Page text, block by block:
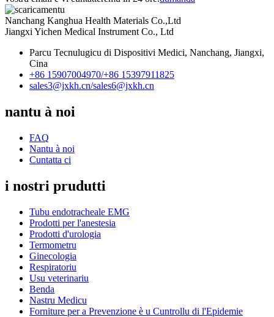
Nanchang Kanghua Health Materials Co.,Ltd
Jiangxi Yichen Medical Instrument Co., Ltd
Parcu Tecnulugicu di Dispositivi Medici, Nanchang, Jiangxi,
Cina
+86 15907004970/+86 15397911825
sales3@jxkh.cn/sales6@jxkh.cn
nantu à noi
FAQ
Nantu à noi
Cuntatta ci
i nostri prudutti
Tubu endotracheale EMG
Prodotti per l'anestesia
Prodotti d'urologia
Termometru
Ginecologia
Respiratoriu
Usu veterinariu
Benda
Nastru Medicu
Forniture per a Prevenzione è u Cuntrollu di l'Epidemie